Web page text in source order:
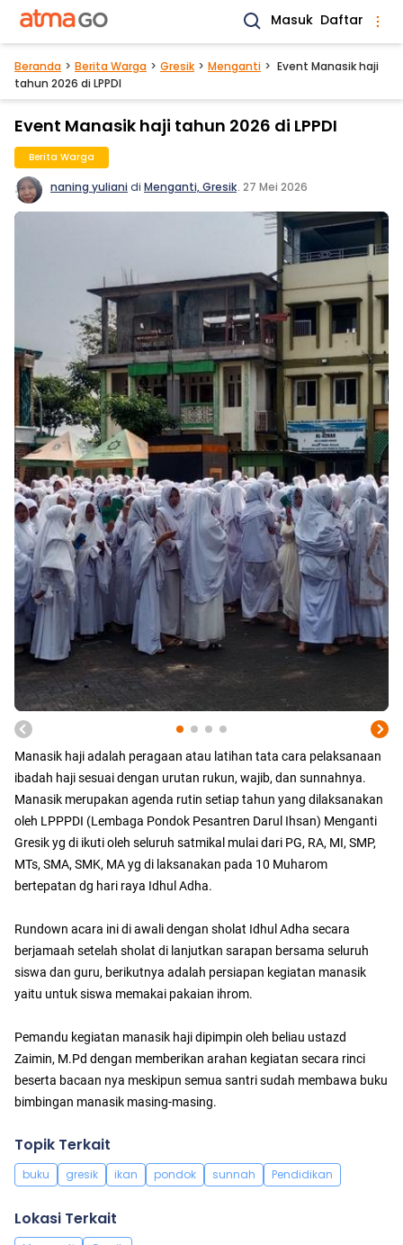
Masuk Daftar
Beranda Berita Warga Gresik Menganti
Event Manasik haji
tahun 2026 di LPPDI
Event Manasik haji tahun 2026 di LPPDI
Berita Warga
naning yulianidi Menganti, Gresik. 27 Mei 2026
Manasik haji adalah peragaan atau latihan tata cara pelaksanaan
ibadah haji sesuai dengan urutan rukun, wajib, dan sunnahnya.
Manasik merupakan agenda rutin setiap tahun yang dilaksanakan
oleh LPPPDI (Lembaga Pondok Pesantren Darul Ihsan) Menganti
Gresik yg di ikuti oleh seluruh satmikal mulai dari PG, RA, MI, SMP,
MTs, SMA, SMK, MA yg di laksanakan pada 10 Muharom
bertepatan dg hari raya Idhul Adha.
Rundown acara ini di awali dengan sholat Idhul Adha secara
berjamaah setelah sholat di lanjutkan sarapan bersama seluruh
siswa dan guru, berikutnya adalah persiapan kegiatan manasik
yaitu untuk siswa memakai pakaian ihrom.
Pemandu kegiatan manasik haji dipimpin oleh beliau ustazd
Zaimin, M.Pd dengan memberikan arahan kegiatan secara rinci
beserta bacaan nya meskipun semua santri sudah membawa buku
bimbingan manasik masing-masing.
Topik Terkait
buku gresik ikan pondok sunnah Pendidikan
Lokasi Terkait